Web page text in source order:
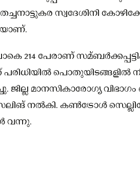
സ്വദേശിനി
214 പേരാണ്
പൊതുയിടങ്ങളിൽ
ജില്ല മാനസികാരോഗ്യ
നൽകി. കൺട്രോൾ
വന്നു.